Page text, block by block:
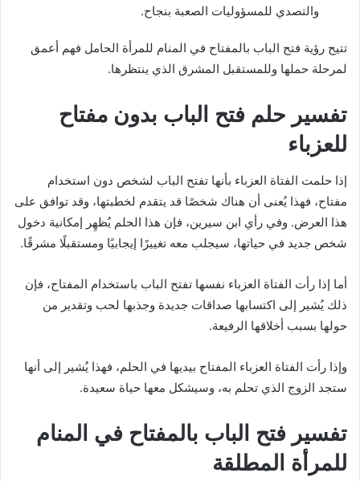
والتصدي للمسؤوليات الصعبة بنجاح.
تتيح رؤية فتح الباب بالمفتاح في المنام للمرأة الحامل فهم أعمق
لمرحلة حملها وللمستقبل المشرق الذي ينتظرها.
تفسير حلم فتح الباب بدون مفتاح
للعزباء
إذا حلمت الفتاة العزباء بأنها تفتح الباب لشخص دون استخدام
مفتاح، فهذا يُعنى أن هناك شخصًا قد يتقدم لخطبتها، وقد توافق على
هذا العرض. وفي رأي ابن سيرين، فإن هذا الحلم يُظهِر إمكانية دخول
شخص جديد في حياتها، سيجلب معه تغييرًا إيجابيًا ومستقبلًا مشرقًا.
أما إذا رأت الفتاة العزباء نفسها تفتح الباب باستخدام المفتاح، فإن
ذلك يُشير إلى اكتسابها صداقات جديدة وجذبها لحب وتقدير من
حولها بسبب أخلاقها الرفيعة.
وإذا رأت الفتاة العزباء المفتاح بيديها في الحلم، فهذا يُشير إلى أنها
ستجد الزوج الذي تحلم به، وسيشكل معها حياة سعيدة.
تفسير فتح الباب بالمفتاح في المنام
للمرأة المطلقة